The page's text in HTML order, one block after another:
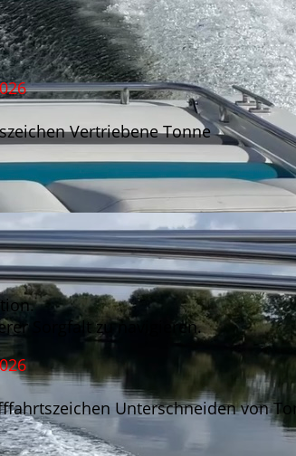
Vertriebene Tonne
Sorgfalt zu navigieren.
Unterschneiden von